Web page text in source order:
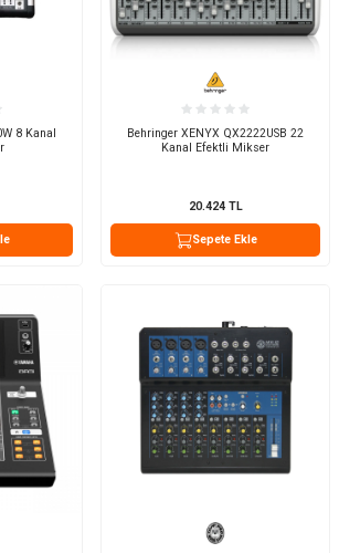
8 Kanal
Behringer XENYX QX2222USB 22
Kanal Efektli Mikser
20.424TL
Sepete Ekle